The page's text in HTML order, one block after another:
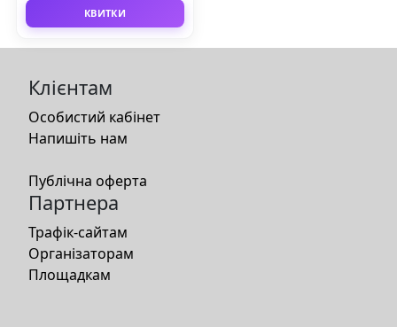
КВИТКИ
Клієнтам
Особистий кабінет
Напишіть нам
Публічна оферта
Партнера
Трафік-сайтам
Організаторам
Площадкам